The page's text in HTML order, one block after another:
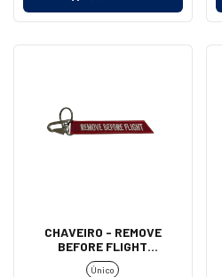
CHAVEIRO - REMOVE
BEFORE FLIGHT
(MOSQUETÃO)
Único